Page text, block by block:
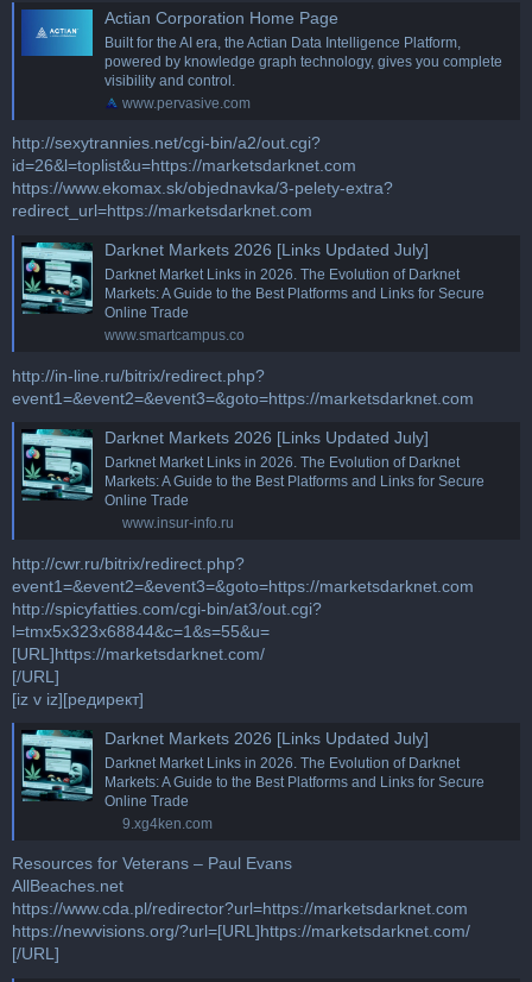
Actian Corporation Home Page
Built for the AI era, the Actian Data Intelligence Platform,
powered by knowledge graph technology, gives you complete
visibility and control.
www.pervasive.com
http://sexytrannies.net/cgi-bin/a2/out.cgi?
id=26&l=toplist&u=https://marketsdarknet.com
https://www.ekomax.sk/objednavka/3-pelety-extra?
redirect_url=https://marketsdarknet.com
Darknet Markets 2026 [Links Updated July]
Darknet Market Links in 2026. The Evolution of Darknet
Markets: A Guide to the Best Platforms and Links for Secure
Online Trade
www.smartcampus.co
http://in-line.ru/bitrix/redirect.php?
event1=&event2=&event3=&goto=https://marketsdarknet.com
Darknet Markets 2026 [Links Updated July]
Darknet Market Links in 2026. The Evolution of Darknet
Markets: A Guide to the Best Platforms and Links for Secure
Online Trade
www.insur-info.ru
http://cwr.ru/bitrix/redirect.php?
event1=&event2=&event3=&goto=https://marketsdarknet.com
http://spicyfatties.com/cgi-bin/at3/out.cgi?
l=tmx5x323x68844&c=1&s=55&u=
[URL]https://marketsdarknet.com/
[/URL]
[iz v iz][редирект]
Darknet Markets 2026 [Links Updated July]
Darknet Market Links in 2026. The Evolution of Darknet
Markets: A Guide to the Best Platforms and Links for Secure
Online Trade
9.xg4ken.com
Resources for Veterans – Paul Evans
AllBeaches.net
https://www.cda.pl/redirector?url=https://marketsdarknet.com
https://newvisions.org/?url=[URL]https://marketsdarknet.com/
[/URL]